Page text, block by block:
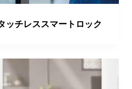
ッチレススマートロック